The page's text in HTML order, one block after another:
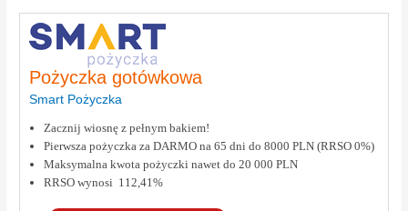
Pożyczka gotówkowa
Smart Pożyczka
Zacznij wiosnę z pełnym bakiem!
Pierwsza pożyczka za DARMO na 65 dni do 8000 PLN (RRSO 0%)
Maksymalna kwota pożyczki nawet do 20 000 PLN
RRSO wynosi 112,41%